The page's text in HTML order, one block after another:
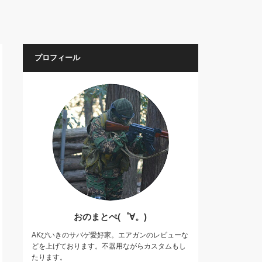
プロフィール
おのまとぺ(゜∀。)
AKびいきのサバゲ愛好家。エアガンのレビューな
どを上げております。不器用ながらカスタムもし
たります。